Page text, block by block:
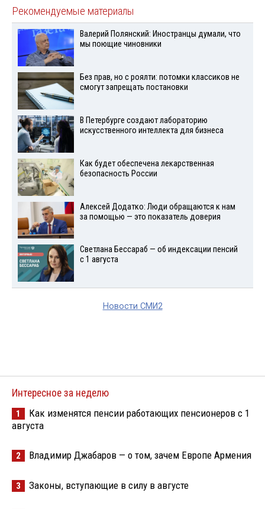
Рекомендуемые материалы
Валерий Полянский: Иностранцы думали, что
мы поющие чиновники
Без прав, но с роялти: потомки классиков не
смогут запрещать постановки
В Петербурге создают лабораторию
искусственного интеллекта для бизнеса
Как будет обеспечена лекарственная
безопасность России
Алексей Додатко: Люди обращаются к нам
за помощью — это показатель доверия
Светлана Бессараб — об индексации пенсий
с 1 августа
Новости СМИ2
Интересное за неделю
1
Как изменятся пенсии работающих пенсионеров с 1
августа
2 Владимир Джабаров — о том, зачем Европе Армения
3 Законы, вступающие в силу в августе